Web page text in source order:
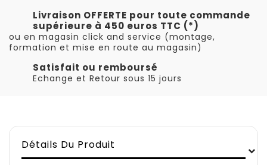
Livraison OFFERTE pour toute commande
supérieure à 450 euros TTC (*)
ou en magasin click and service (montage,
formation et mise en route au magasin)
Satisfait ou remboursé
Echange et Retour sous 15 jours
Détails Du Produit